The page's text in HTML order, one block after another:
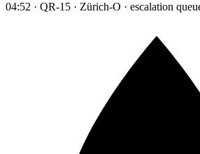
04:52 · QR-15 · Zürich-O · escalation